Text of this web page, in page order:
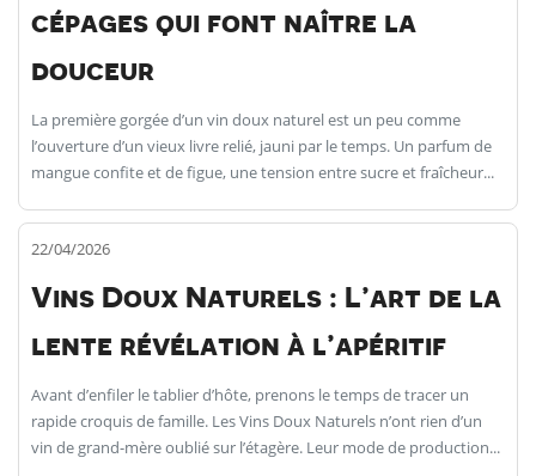
cépages qui font naître la
douceur
La première gorgée d’un vin doux naturel est un peu comme
l’ouverture d’un vieux livre relié, jauni par le temps. Un parfum de
mangue confite et de figue, une tension entre sucre et fraîcheur...
22/04/2026
Vins Doux Naturels : L’art de la
lente révélation à l’apéritif
Avant d’enfiler le tablier d’hôte, prenons le temps de tracer un
rapide croquis de famille. Les Vins Doux Naturels n’ont rien d’un
vin de grand-mère oublié sur l’étagère. Leur mode de production...